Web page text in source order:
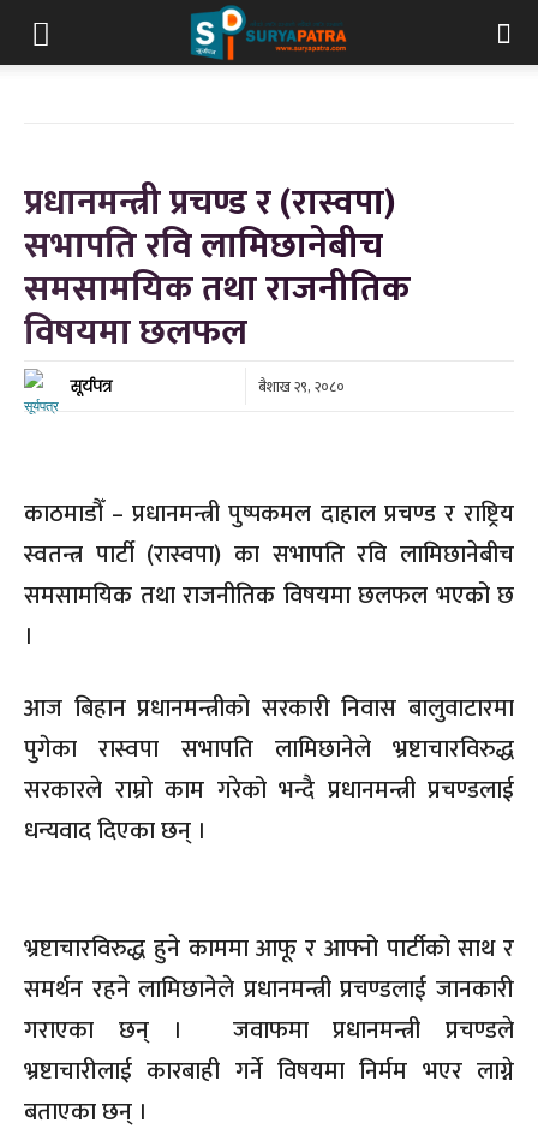
प्रधानमन्त्री प्रचण्ड र (रास्वपा)
सभापति रवि लामिछानेबीच
समसामयिक तथा राजनीतिक
विषयमा छलफल
सूर्यपत्र बैशाख २९, २०८०
काठमाडौँ – प्रधानमन्त्री पुष्पकमल दाहाल प्रचण्ड र राष्ट्रिय
स्वतन्त्र पार्टी (रास्वपा) का सभापति रवि लामिछानेबीच
समसामयिक तथा राजनीतिक विषयमा छलफल भएको छ
।
आज बिहान प्रधानमन्त्रीको सरकारी निवास बालुवाटारमा
पुगेका रास्वपा सभापति लामिछानेले भ्रष्टाचारविरुद्ध
सरकारले राम्रो काम गरेको भन्दै प्रधानमन्त्री प्रचण्डलाई
धन्यवाद दिएका छन् ।
भ्रष्टाचारविरुद्ध हुने काममा आफू र आफ्नो पार्टीको साथ र
समर्थन रहने लामिछानेले प्रधानमन्त्री प्रचण्डलाई जानकारी
गराएका छन् । जवाफमा प्रधानमन्त्री प्रचण्डले
भ्रष्टाचारीलाई कारबाही गर्ने विषयमा निर्मम भएर लाग्ने
बताएका छन् ।